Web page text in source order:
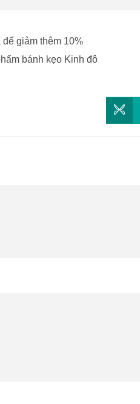
giảm thêm 10%
bánh kẹo Kinh đô